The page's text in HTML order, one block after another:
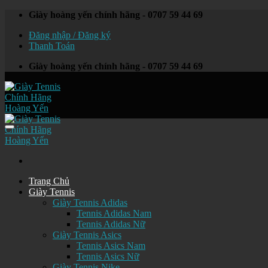
Skip
content
Giày hoàng yến chính hãng - 0707 59 44 69
Đăng nhập / Đăng ký
Thanh Toán
Giày hoàng yến chính hãng - 0707 59 44 69
Trang Chủ
Giày Tennis
Giày Tennis Adidas
Tennis Adidas Nam
Tennis Adidas Nữ
Giày Tennis Asics
Tennis Asics Nam
Tennis Asics Nữ